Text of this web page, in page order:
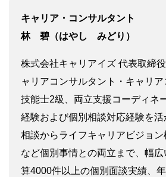
キャリア・コンサルタント
林 碧（はやし みどり）
株式会社キャリアイズ 代表取締
ャリアコンサルタント・キャリ
技能士2級、両立支援コーディネ
経験および個別相談対応経験を
相談からライフキャリアビジョ
など個別事情との両立まで、幅
算4000件以上の個別面談実績、